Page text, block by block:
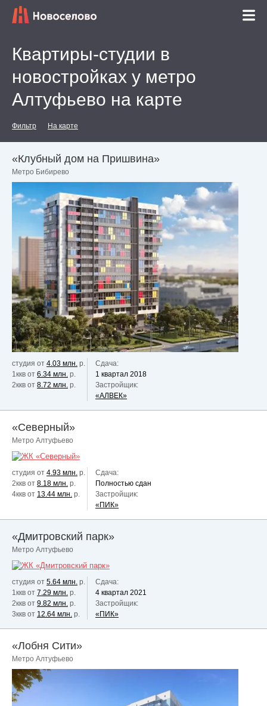
Квартиры-студии в
новостройках у метро
Алтуфьево на карте
Фильтр На карте
«Клубный дом на Пришвина»
Метро Бибирево
студия от 4.03 млн. р.
1ккв от 6.34 млн. р.
2ккв от 8.72 млн. р.
Сдача:
1 квартал 2018
Застройщик:
«АЛВЕК»
«Северный»
Метро Алтуфьево
студия от 4.93 млн. р.
2ккв от 8.18 млн. р.
4ккв от 13.44 млн. р.
Сдача:
Полностью сдан
Застройщик:
«ПИК»
«Дмитровский парк»
Метро Алтуфьево
студия от 5.64 млн. р.
1ккв от 7.29 млн. р.
2ккв от 9.82 млн. р.
3ккв от 12.64 млн. р.
Сдача:
4 квартал 2021
Застройщик:
«ПИК»
«Лобня Сити»
Метро Алтуфьево